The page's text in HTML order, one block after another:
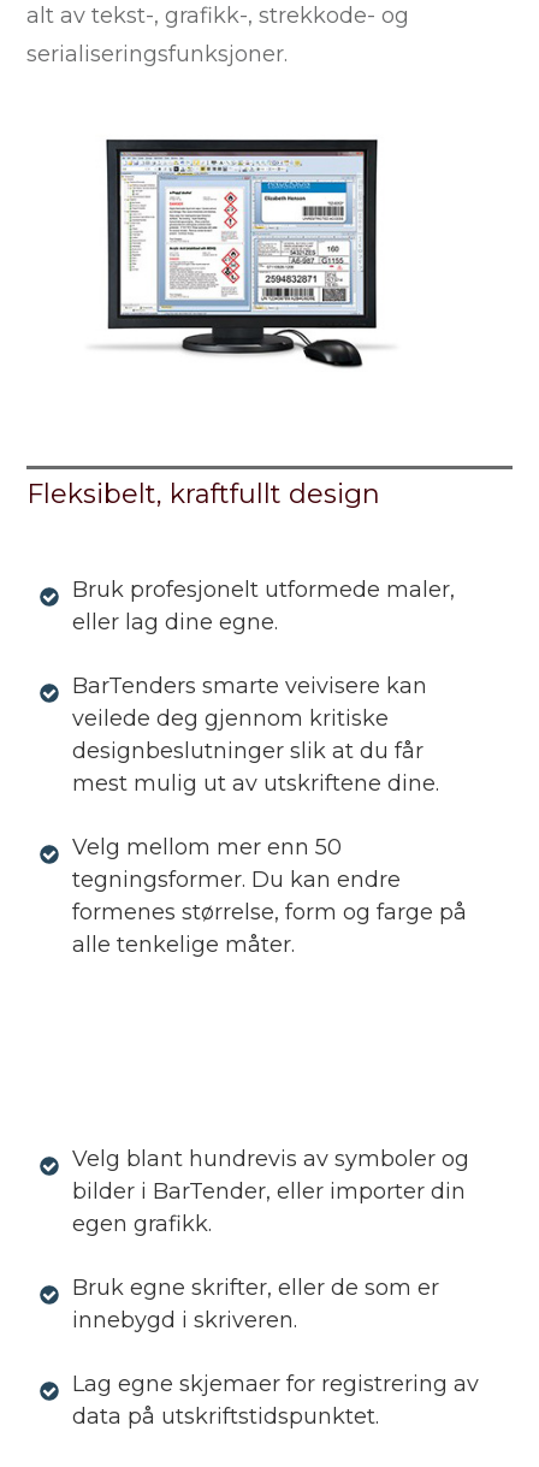
alt av tekst-, grafikk-, strekkode- og
serialiseringsfunksjoner.
Fleksibelt, kraftfullt design
Bruk profesjonelt utformede maler,
eller lag dine egne.
BarTenders smarte veivisere kan
veilede deg gjennom kritiske
designbeslutninger slik at du får
mest mulig ut av utskriftene dine.
Velg mellom mer enn 50
tegningsformer. Du kan endre
formenes størrelse, form og farge på
alle tenkelige måter.
Velg blant hundrevis av symboler og
bilder i BarTender, eller importer din
egen grafikk.
Bruk egne skrifter, eller de som er
innebygd i skriveren.
Lag egne skjemaer for registrering av
data på utskriftstidspunktet.